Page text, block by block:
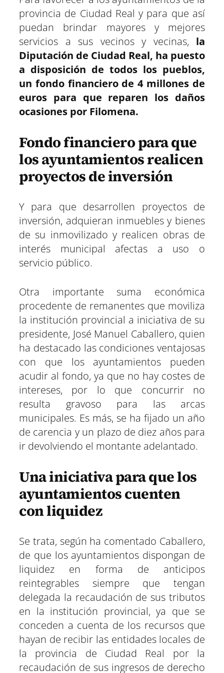
t
i
r
e
n
e
r
)
t
i
r
e
n
k
t
i
r
p
t
i
r
e
n
m i
r
s
t
t
i
r
e
n
n
provincia de Ciudad Real y para que así
puedan brindar mayores y mejores
servicios a sus vecinos y vecinas, la
Diputación de Ciudad Real, ha puesto
a disposición de todos los pueblos,
un fondo financiero de 4 millones de
euros para que reparen los daños
ocasiones por Filomena.
Fondo financiero para que
los ayuntamientos realicen
proyectos de inversión
Y para que desarrollen proyectos de
inversión, adquieran inmuebles y bienes
de su inmovilizado y realicen obras de
interés municipal afectas a uso o
servicio público.
Otra importante suma económica
procedente de remanentes que moviliza
la institución provincial a iniciativa de su
presidente, José Manuel Caballero, quien
ha destacado las condiciones ventajosas
con que los ayuntamientos pueden
acudir al fondo, ya que no hay costes de
intereses, por lo que concurrir no
resulta gravoso para las arcas
municipales. Es más, se ha fijado un año
de carencia y un plazo de diez años para
ir devolviendo el montante adelantado.
Una iniciativa para que los
ayuntamientos cuenten
con liquidez
Se trata, según ha comentado Caballero,
de que los ayuntamientos dispongan de
liquidez en forma de anticipos
reintegrables siempre que tengan
delegada la recaudación de sus tributos
en la institución provincial, ya que se
conceden a cuenta de los recursos que
hayan de recibir las entidades locales de
la provincia de Ciudad Real por la
recaudación de sus ingresos de derecho